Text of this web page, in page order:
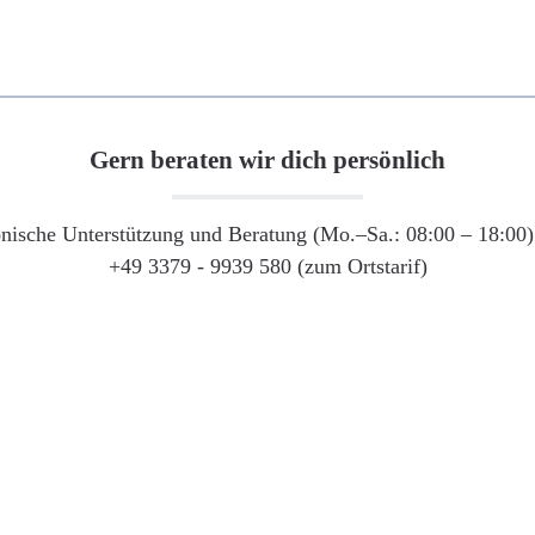
Gern beraten wir dich persönlich
Unterstützung und Beratung (Mo.–Sa.: 08:00 –
+49 3379 - 9939 580 (zum Ortstarif)